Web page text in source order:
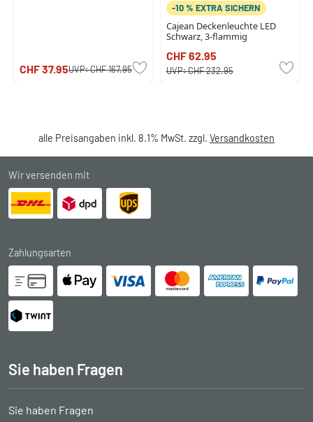
CHF 37.95UVP:CHF 167.95
-10 % EXTRA SICHERN
Cajean Deckenleuchte LED
Schwarz, 3-flammig
CHF 62.95
UVP:CHF 232.95
alle Preisangaben inkl. 8.1% MwSt. zzgl. Versandkosten
Wir versenden mit
Zahlungsarten
Sie haben Fragen
Sie haben Fragen